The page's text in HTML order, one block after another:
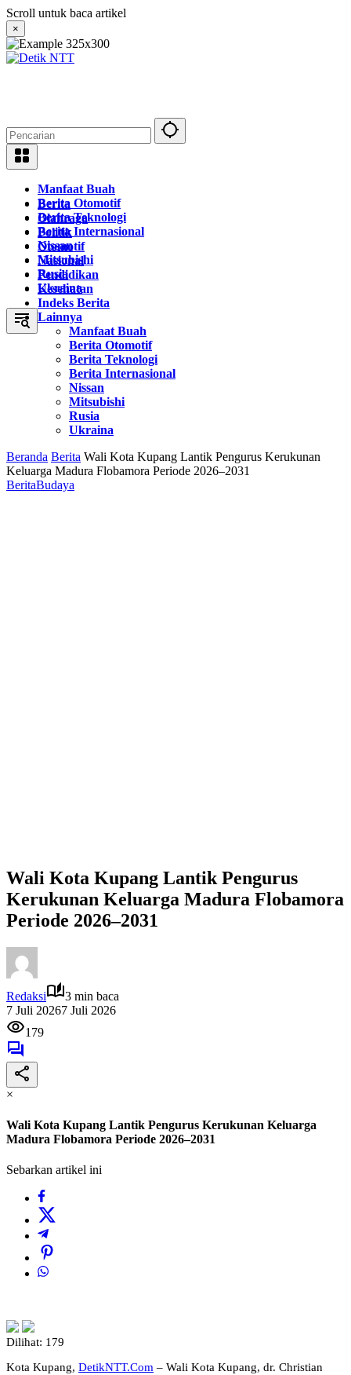
Langsung
ke
konten
Scroll untuk baca artikel
×
Manfaat Buah
Berita Otomotif
Berita Teknologi
Berita Internasional
Nissan
Mitsubishi
Rusia
Ukraina
Berita
Olahraga
Politik
Otomotif
Nasional
Pendidikan
Kesehatan
Indeks Berita
Lainnya
Manfaat Buah
Berita Otomotif
Berita Teknologi
Berita Internasional
Nissan
Mitsubishi
Rusia
Ukraina
Beranda Berita Wali Kota Kupang Lantik Pengurus Kerukunan
Keluarga Madura Flobamora Periode 2026–2031
BeritaBudaya
Wali Kota Kupang Lantik Pengurus
Kerukunan Keluarga Madura Flobamora
Periode 2026–2031
Redaksi
3 min baca
7 Juli 20267 Juli 2026
179
×
Wali Kota Kupang Lantik Pengurus Kerukunan Keluarga
Madura Flobamora Periode 2026–2031
Sebarkan artikel ini
Dilihat: 179
Kota Kupang, DetikNTT.Com – Wali Kota Kupang, dr. Christian